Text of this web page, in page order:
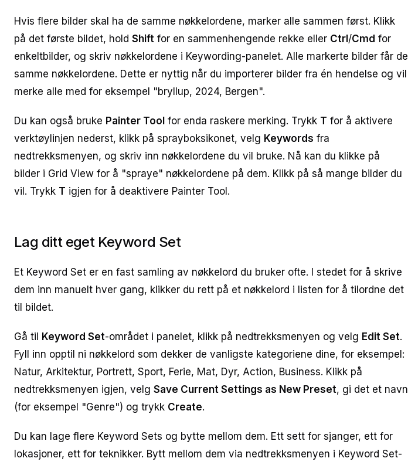
Hvis flere bilder skal ha de samme nøkkelordene, marker alle sammen først. Klikk
på det første bildet, hold Shift for en sammenhengende rekke eller Ctrl /Cmd for
enkeltbilder, og skriv nøkkelordene i Keywording-panelet. Alle markerte bilder får de
samme nøkkelordene. Dette er nyttig når du importerer bilder fra én hendelse og vil
merke alle med for eksempel "bryllup, 2024, Bergen".
Du kan også bruke Painter Tool for enda raskere merking. Trykk T for å aktivere
verktøylinjen nederst, klikk på sprayboksikonet, velg Keywords fra
nedtrekksmenyen, og skriv inn nøkkelordene du vil bruke. Nå kan du klikke på
bilder i Grid View for å "spraye" nøkkelordene på dem. Klikk på så mange bilder du
vil. Trykk T igjen for å deaktivere Painter Tool.
Lag ditt eget Keyword Set
Et Keyword Set er en fast samling av nøkkelord du bruker ofte. I stedet for å skrive
dem inn manuelt hver gang, klikker du rett på et nøkkelord i listen for å tilordne det
til bildet.
Gå til Keyword Set-området i panelet, klikk på nedtrekksmenyen og velg Edit Set.
Fyll inn opptil ni nøkkelord som dekker de vanligste kategoriene dine, for eksempel:
Natur, Arkitektur, Portrett, Sport, Ferie, Mat, Dyr, Action, Business. Klikk på
nedtrekksmenyen igjen, velg Save Current Settings as New Preset, gi det et navn
(for eksempel "Genre") og trykk Create.
Du kan lage flere Keyword Sets og bytte mellom dem. Ett sett for sjanger, ett for
lokasjoner, ett for teknikker. Bytt mellom dem via nedtrekksmenyen i Keyword Set-